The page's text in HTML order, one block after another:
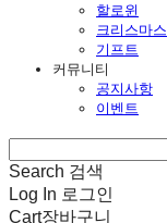
할로윈
크리스마스
기프트
커뮤니티
공지사항
이벤트
Search 검색
Log In 로그인
Cart장바구니